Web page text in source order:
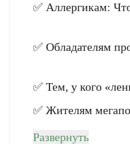
✅ Аллергикам:
✅ Обладателям
✅ Тем, у кого
✅ Жителям
Развернуть